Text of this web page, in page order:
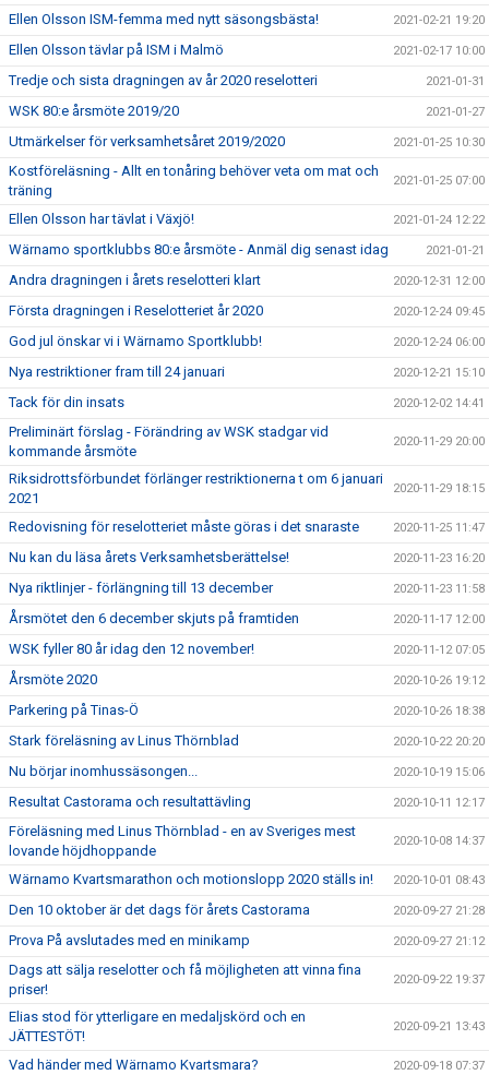
Ellen Olsson ISM-femma med nytt säsongsbästa! 2021-02-21 19:20
Ellen Olsson tävlar på ISM i Malmö 2021-02-17 10:00
Tredje och sista dragningen av år 2020 reselotteri 2021-01-31
WSK 80:e årsmöte 2019/20 2021-01-27
Utmärkelser för verksamhetsåret 2019/2020 2021-01-25 10:30
Kostföreläsning - Allt en tonåring behöver veta om mat och
träning
2021-01-25 07:00
Ellen Olsson har tävlat i Växjö! 2021-01-24 12:22
Wärnamo sportklubbs 80:e årsmöte - Anmäl dig senast idag 2021-01-21
Andra dragningen i årets reselotteri klart 2020-12-31 12:00
Första dragningen i Reselotteriet år 2020 2020-12-24 09:45
God jul önskar vi i Wärnamo Sportklubb! 2020-12-24 06:00
Nya restriktioner fram till 24 januari 2020-12-21 15:10
Tack för din insats 2020-12-02 14:41
Preliminärt förslag - Förändring av WSK stadgar vid
kommande årsmöte
2020-11-29 20:00
Riksidrottsförbundet förlänger restriktionerna t om 6 januari
2021
2020-11-29 18:15
Redovisning för reselotteriet måste göras i det snaraste 2020-11-25 11:47
Nu kan du läsa årets Verksamhetsberättelse! 2020-11-23 16:20
Nya riktlinjer - förlängning till 13 december 2020-11-23 11:58
Årsmötet den 6 december skjuts på framtiden 2020-11-17 12:00
WSK fyller 80 år idag den 12 november! 2020-11-12 07:05
Årsmöte 2020 2020-10-26 19:12
Parkering på Tinas-Ö 2020-10-26 18:38
Stark föreläsning av Linus Thörnblad 2020-10-22 20:20
Nu börjar inomhussäsongen... 2020-10-19 15:06
Resultat Castorama och resultattävling 2020-10-11 12:17
Föreläsning med Linus Thörnblad - en av Sveriges mest
lovande höjdhoppande
2020-10-08 14:37
Wärnamo Kvartsmarathon och motionslopp 2020 ställs in! 2020-10-01 08:43
Den 10 oktober är det dags för årets Castorama 2020-09-27 21:28
Prova På avslutades med en minikamp 2020-09-27 21:12
Dags att sälja reselotter och få möjligheten att vinna fina
priser!
2020-09-22 19:37
Elias stod för ytterligare en medaljskörd och en
JÄTTESTÖT!
2020-09-21 13:43
Vad händer med Wärnamo Kvartsmara? 2020-09-18 07:37